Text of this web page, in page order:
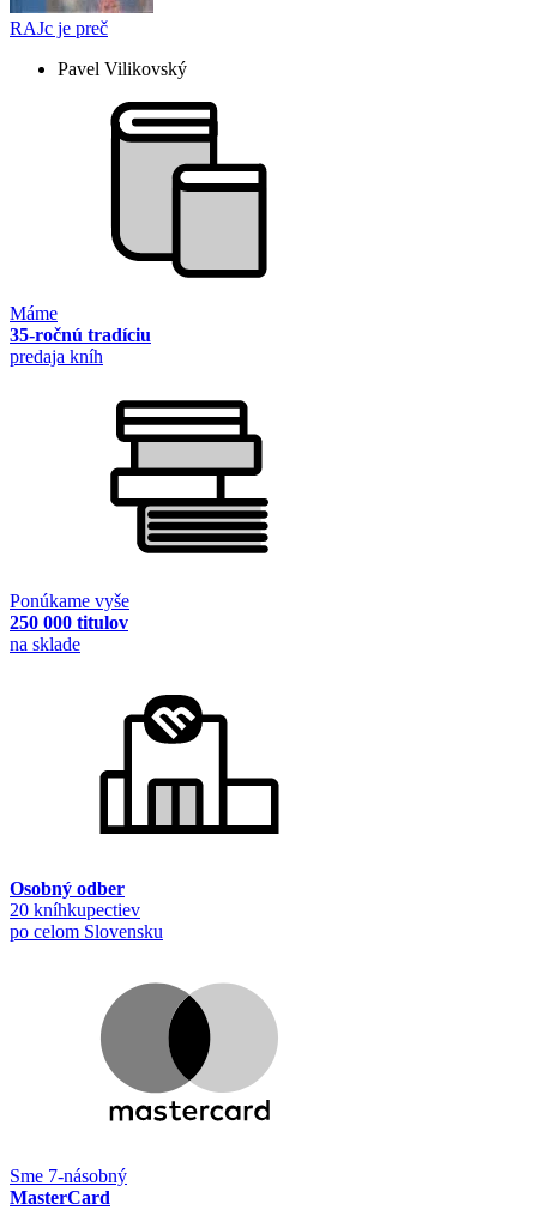
RAJc je preč
Pavel Vilikovský
Máme
35-ročnú tradíciu
predaja kníh
Ponúkame vyše
250 000 titulov
na sklade
Osobný odber
20 kníhkupectiev
po celom Slovensku
Sme 7-násobný
MasterCard